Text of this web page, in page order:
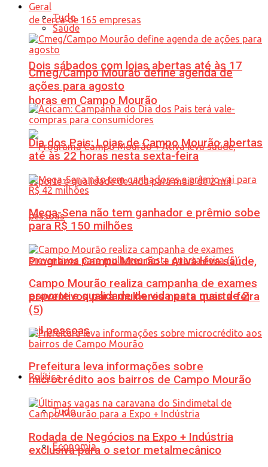
Dois sábados com lojas abertas até às 17
horas em Campo Mourão
Programa Campo Mourão + Ativa leva saúde,
esporte e qualidade de vida para mais de 2
mil pessoas
Política
Tudo
Economia
Geral
Tudo
Saúde
Cmeg/Campo Mourão define agenda de
ações para agosto
Dia dos Pais: Lojas de Campo Mourão abertas
até às 22 horas nesta sexta-feira
Mega-Sena não tem ganhador e prêmio sobe
para R$ 150 milhões
Campo Mourão realiza campanha de exames
preventivos para mulheres nesta quarta-feira
(5)
Prefeitura leva informações sobre
microcrédito aos bairros de Campo Mourão
Rodada de Negócios na Expo + Indústria
exclusiva para o setor metalmecânico